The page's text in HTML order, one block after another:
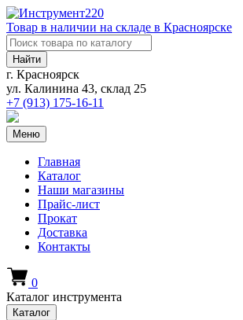
Товар в наличии на складе в Красноярске
Найти
г. Красноярск
ул. Калинина 43, склад 25
+7 (913) 175-16-11
Меню
Главная
Каталог
Наши магазины
Прайс-лист
Прокат
Доставка
Контакты
0
Каталог инструмента
Каталог